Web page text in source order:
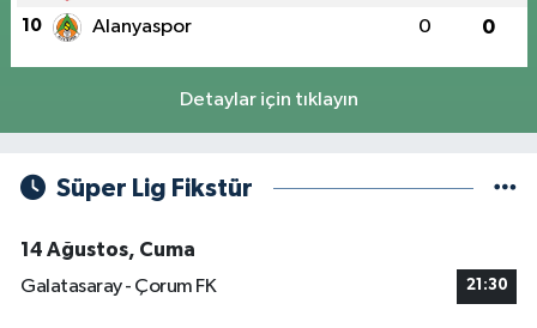
10 Alanyaspor 0 0
Detaylar için tıklayın
Süper Lig Fikstür
14 Ağustos, Cuma
Galatasaray - Çorum FK
21:30